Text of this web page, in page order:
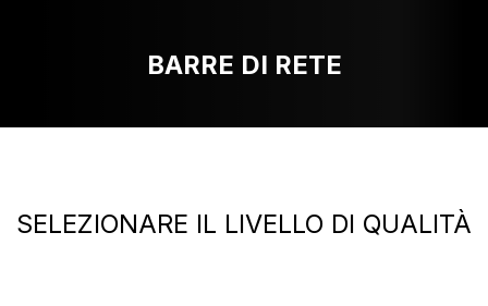
BARRE DI RETE
SELEZIONARE IL LIVELLO DI QUALITÀ